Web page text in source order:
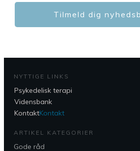
Tilmeld dig
NYTTIGE LINKS
Psykedelisk terapi
Vidensbank
KontaktKontakt
ARTIKEL KATEGORIER
Gode råd